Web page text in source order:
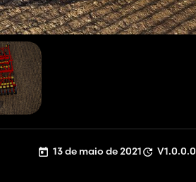
13 de maio de 2021 V1.0.0.0